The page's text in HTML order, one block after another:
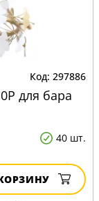
297886
для бара
40 шт.